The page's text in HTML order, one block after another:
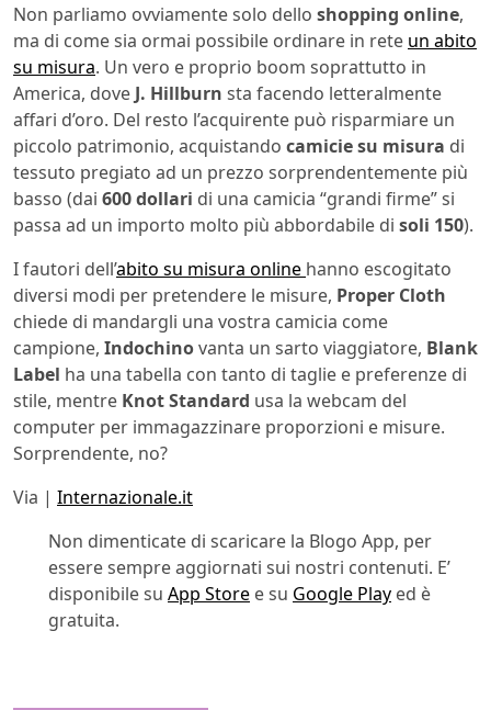
Non parliamo ovviamente solo dello shopping online,
ma di come sia ormai possibile ordinare in rete un abito
su misura. Un vero e proprio boom soprattutto in
America, dove J. Hillburn sta facendo letteralmente
affari d’oro. Del resto l’acquirente può risparmiare un
piccolo patrimonio, acquistando camicie su misura di
tessuto pregiato ad un prezzo sorprendentemente più
basso (dai 600 dollari di una camicia “grandi firme” si
passa ad un importo molto più abbordabile di soli 150).
I fautori dell’abito su misura online hanno escogitato
diversi modi per pretendere le misure, Proper Cloth
chiede di mandargli una vostra camicia come
campione, Indochinovanta un sarto viaggiatore, Blank
Label ha una tabella con tanto di taglie e preferenze di
stile, mentre Knot Standard usa la webcam del
computer per immagazzinare proporzioni e misure.
Sorprendente, no?
Via | Internazionale.it
Non dimenticate di scaricare la Blogo App, per
essere sempre aggiornati sui nostri contenuti. E’
disponibile su App Store e su Google Play ed è
gratuita.